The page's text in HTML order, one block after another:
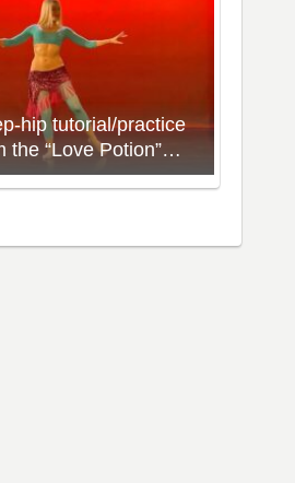
hip tutorial/practice
the “Love Potion”